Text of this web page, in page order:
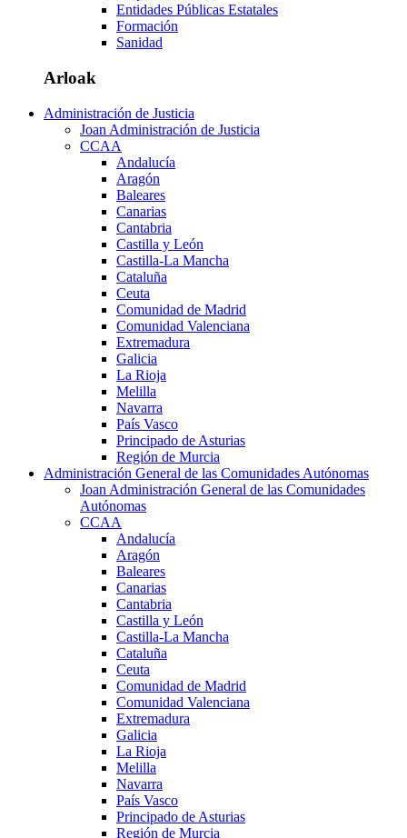
Entidades Públicas Estatales
Formación
Sanidad
Arloak
Administración de Justicia
Joan Administración de Justicia
CCAA
Andalucía
Aragón
Baleares
Canarias
Cantabria
Castilla y León
Castilla-La Mancha
Cataluña
Ceuta
Comunidad de Madrid
Comunidad Valenciana
Extremadura
Galicia
La Rioja
Melilla
Navarra
País Vasco
Principado de Asturias
Región de Murcia
Administración General de las Comunidades Autónomas
Joan Administración General de las Comunidades
Autónomas
CCAA
Andalucía
Aragón
Baleares
Canarias
Cantabria
Castilla y León
Castilla-La Mancha
Cataluña
Ceuta
Comunidad de Madrid
Comunidad Valenciana
Extremadura
Galicia
La Rioja
Melilla
Navarra
País Vasco
Principado de Asturias
Región de Murcia